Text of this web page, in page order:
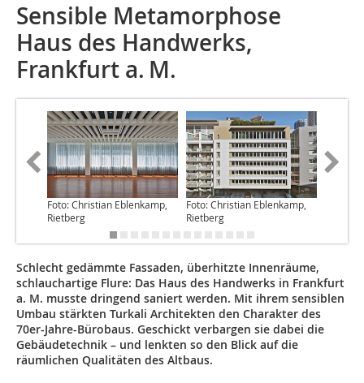
Sensible Metamorphose
Haus des Handwerks,
Frankfurt a. M.
Foto: Christian Eblenkamp,
Rietberg
Foto: Christian Eblenkamp,
Rietberg
Schlecht gedämmte Fassaden, überhitzte Innenräume,
schlauchartige Flure: Das Haus des Handwerks in Frankfurt
a. M. musste dringend saniert werden. Mit ihrem sensiblen
Umbau stärkten Turkali Architekten den Charakter des
70er-Jahre-Bürobaus. Geschickt verbargen sie dabei die
Gebäudetechnik – und lenkten so den Blick auf die
räumlichen Qualitäten des Altbaus.